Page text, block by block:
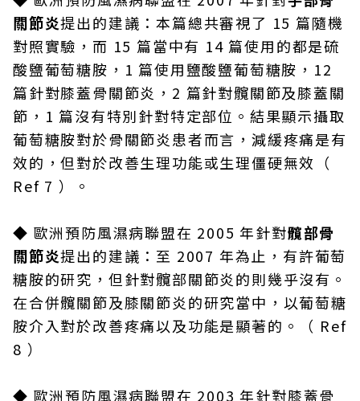
關節炎提出的建議：本篇總共審視了 15 篇隨機
對照實驗，而 15 篇當中有 14 篇使用的都是硫
酸鹽葡萄糖胺，1 篇使用鹽酸鹽葡萄糖胺，12
篇針對膝蓋骨關節炎，2 篇針對髖關節及膝蓋關
節，1 篇沒有特別針對特定部位。結果顯示攝取
葡萄糖胺對於骨關節炎患者而言，減緩疼痛是有
效的，但對於改善生理功能或生理僵硬無效（
Ref 7 ）。
◆ 歐洲預防風濕病聯盟在 2005 年針對髖部骨
關節炎提出的建議：至 2007 年為止，有許葡萄
糖胺的研究，但針對髖部關節炎的則幾乎沒有。
在合併髖關節及膝關節炎的研究當中，以葡萄糖
胺介入對於改善疼痛以及功能是顯著的。（ Ref
8 ）
◆ 歐洲預防風濕病聯盟在 2003 年針對膝蓋骨